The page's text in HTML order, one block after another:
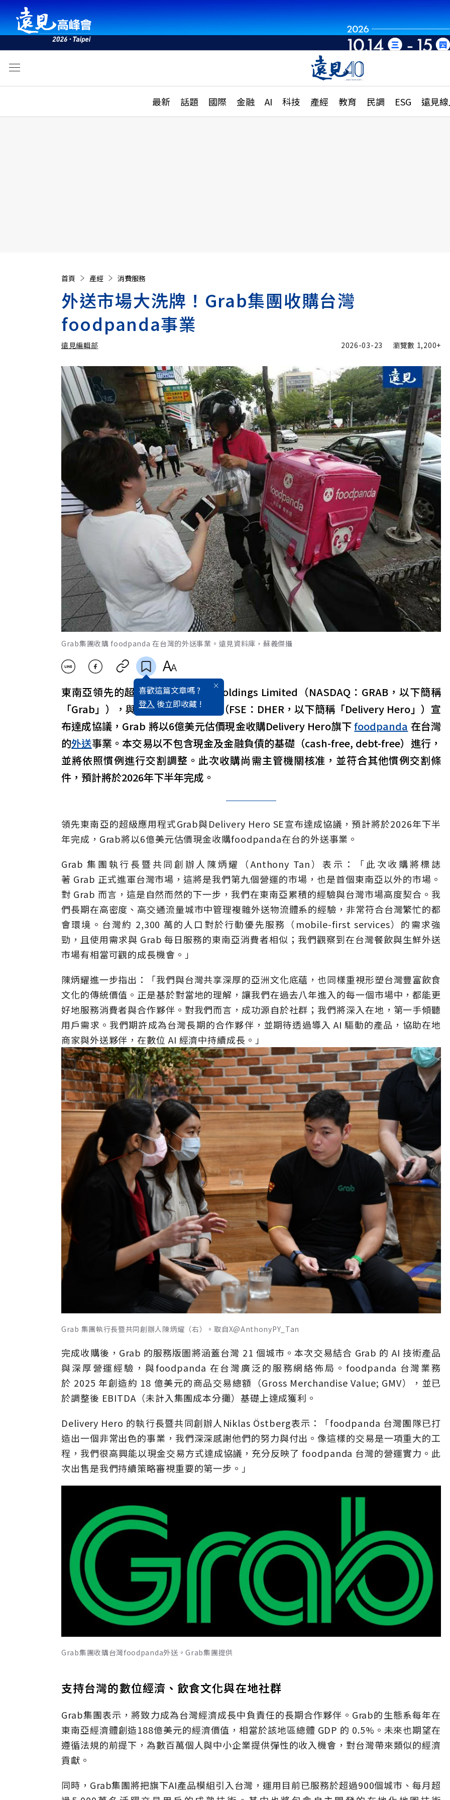
最新 話題 國際 金融 AI 科技 產經 教育 民調 ESG 遠見
活動
話題
國際
特輯
大學升學、職涯攻略
縣市施政調查全解析
首頁 產經 消費服務
外送市場大洗牌！Grab集團收購台灣
foodpanda事業
遠見編輯部
遠見編輯部 加入追蹤
2026-03-23 瀏覽數 1,200+
Grab集團收購 foodpanda 在台灣的外送事業。遠見資料庫，蘇義傑攝
喜歡這篇文章嗎 ?
登入 後立即收藏 !
東南亞領先的超級應用程式Grab Holdings Limited（NASDAQ：GRAB，以下簡稱
「Grab」），與 Delivery Hero SE（FSE：DHER，以下簡稱「Delivery Hero」）宣
布達成協議，Grab 將以6億美元估價現金收購Delivery Hero旗下foodpanda 在台灣
的外送事業。本交易以不包含現金及金融負債的基礎（cash-free, debt-free）進行，
並將依照慣例進行交割調整。此次收購尚需主管機關核准，並符合其他慣例交割條
件，預計將於2026年下半年完成。
領先東南亞的超級應用程式Grab與Delivery Hero SE宣布達成協議，預計將於2026年下半
年完成，Grab將以6億美元估價現金收購foodpanda在台的外送事業。
Grab集團執行長暨共同創辦人陳炳耀（Anthony Tan）表示：「此次收購將標誌
著 Grab 正式進軍台灣市場，這將是我們第九個營運的市場，也是首個東南亞以外的市場。
對 Grab 而言，這是自然而然的下一步，我們在東南亞累積的經驗與台灣市場高度契合。我
們長期在高密度、高交通流量城市中管理複雜外送物流體系的經驗，非常符合台灣繁忙的都
會環境。台灣約 2,300 萬的人口對於行動優先服務（ mobile-first services）的需求強
勁，且使用需求與 Grab每日服務的東南亞消費者相似；我們觀察到在台灣餐飲與生鮮外送
市場有相當可觀的成長機會。」
陳炳耀進一步指出：「我們與台灣共享深厚的亞洲文化底蘊，也同樣重視形塑台灣豐富飲食
文化的傳統價值。正是基於對當地的理解，讓我們在過去八年進入的每一個市場中，都能更
好地服務消費者與合作夥伴。對我們而言，成功源自於社群；我們將深入在地，第一手傾聽
用戶需求。我們期許成為台灣長期的合作夥伴，並期待透過導入 AI驅動的產品，協助在地
商家與外送夥伴，在數位 AI 經濟中持續成長。」
Grab 集團執行長暨共同創辦人陳炳耀（右）。取自X@AnthonyPY_Tan
完成收購後， Grab 的服務版圖將涵蓋台灣 21 個城市。本次交易結合 Grab 的 AI 技術產品
與深厚營運經驗，與foodpanda 在台灣廣泛的服務網絡佈局。 foodpanda 台灣業務
於 2025年創造約 18 億美元的商品交易總額（Gross Merchandise Value; GMV），並已
於調整後 EBITDA （未計入集團成本分攤）基礎上達成獲利。
Delivery Hero 的執行長暨共同創辦人 Niklas Östberg表示：「foodpanda 台灣團隊已打
造出一個非常出色的事業，我們深深感謝他們的努力與付出。像這樣的交易是一項重大的工
程，我們很高興能以現金交易方式達成協議，充分反映了 foodpanda 台灣的營運實力。此
次出售是我們持續策略審視重要的第一步。」
Grab集團收購台灣foodpanda外送。Grab集團提供
支持台灣的數位經濟、飲食文化與在地社群
Grab集團表示，將致力成為台灣經濟成長中負責任的長期合作夥伴。 Grab的生態系每年在
東南亞經濟體創造188億美元的經濟價值，相當於該地區總體 GDP 的 0.5% 。未來也期望在
遵循法規的前提下，為數百萬個人與中小企業提供彈性的收入機會，對台灣帶來類似的經濟
貢獻。
同時，Grab集團將把旗下AI產品模組引入台灣，運用目前已服務於超過900個城市、每月超